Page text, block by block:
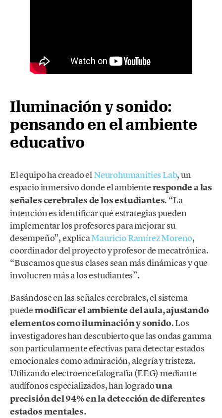
Iluminación y sonido:
pensando en el ambiente
educativo
El equipo ha creado elNeurohumanities Lab, un
espacio inmersivo donde el ambienteresponde a las
señales cerebrales de los estudiantes. “La
intención es identificar qué estrategias pueden
implementar los profesores para mejorar su
desempeño”, explicaMauricio Ramírez Moreno,
coordinador del proyecto y profesor de mecatrónica.
“Buscamos que sus clases sean más dinámicas y que
involucren más a los estudiantes”.
Basándose en las señales cerebrales, el sistema
puedemodificar el ambiente del aula, ajustando
elementos como iluminación y sonido. Los
investigadores han descubierto que las ondas gamma
son particularmente efectivas para detectar estados
emocionales como admiración, alegría y tristeza.
Utilizando electroencefalografía (EEG) mediante
audífonos especializados, han logradouna
precisión del 94% en la detección de diferentes
estados mentales.